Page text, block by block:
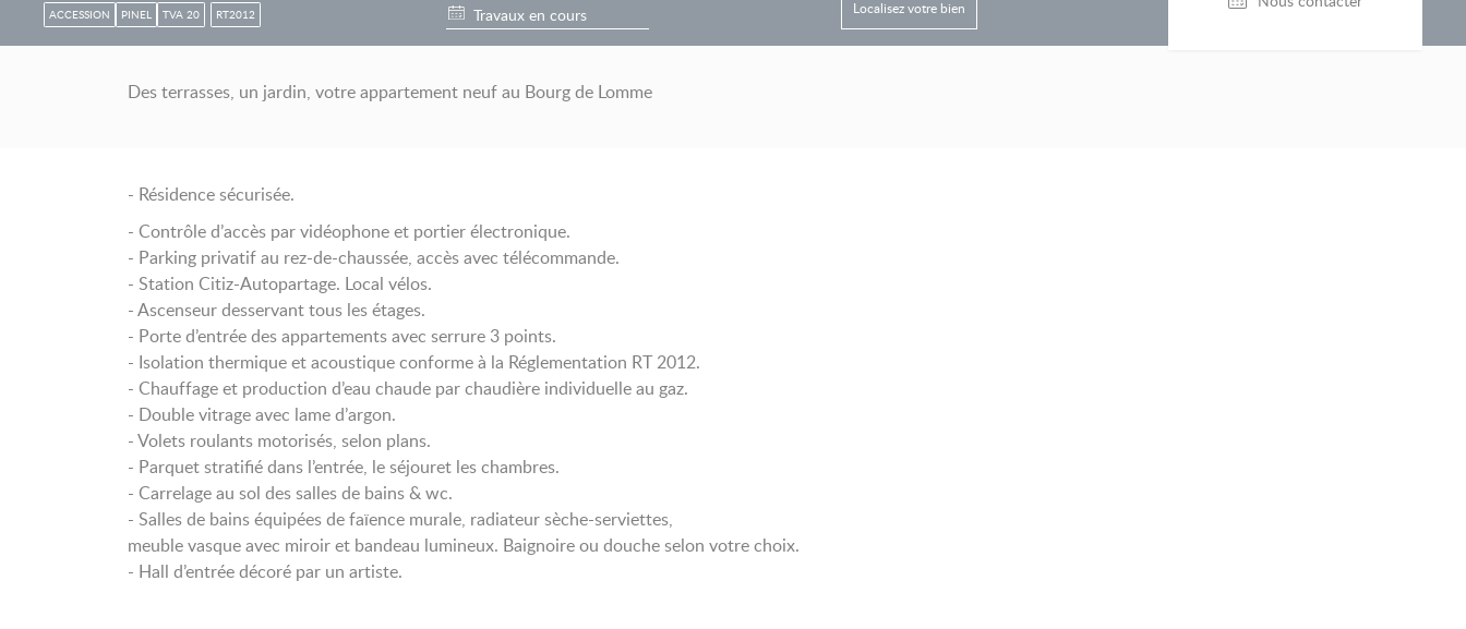
ACCESSION PINEL TVA 20 RT2012 Travaux en cours Localisez votre bien
Des terrasses, un jardin, votre appartement neuf au Bourg de Lomme
- Résidence sécurisée.
- Contrôle d’accès par vidéophone et portier électronique.
- Parking privatif au rez-de-chaussée, accès avec télécommande.
- Station Citiz-Autopartage. Local vélos.
- Ascenseur desservant tous les étages.
- Porte d’entrée des appartements avec serrure 3 points.
- Isolation thermique et acoustique conforme à la Réglementation RT 2012.
- Chauffage et production d’eau chaude par chaudière individuelle au gaz.
- Double vitrage avec lame d’argon.
- Volets roulants motorisés, selon plans.
- Parquet stratifié dans l’entrée, le séjouret les chambres.
- Carrelage au sol des salles de bains & wc.
- Salles de bains équipées de faïence murale, radiateur sèche-serviettes,
meuble vasque avec miroir et bandeau lumineux. Baignoire ou douche selon votre choix.
- Hall d’entrée décoré par un artiste.